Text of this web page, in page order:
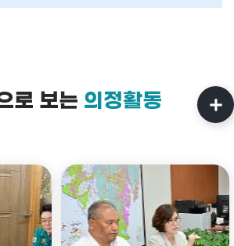
로 보는 의정활동